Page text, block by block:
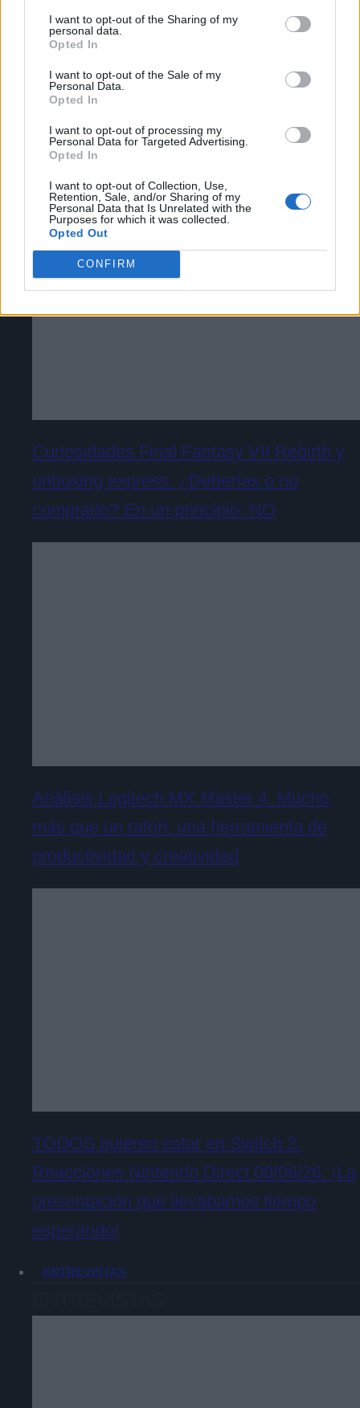
recopilación y uso de datos en nuestra Política de
Privacidad.
terceros por nuestra parte, utilice la siguiente opción de
exclusión y confirme su selección. Tenga en cuenta que
después de que se procese su solicitud de exclusión, es
posible que continúe viendo anuncios basados en intereses
basados en la información personal utilizada por nosotros o
en información personal divulgada a terceros antes de su
Puede optar por no participar en la divulgación adicional de
su información personal por parte de terceros en la Lista de
participantes intermedios de la IAB.
I want to opt-out of the Sharing of my
personal data.
Opted In
I want to opt-out of the Sale of my
Personal Data.
Opted In
I want to opt-out of processing my
Personal Data for Targeted Advertising.
Opted In
I want to opt-out of Collection, Use,
Retention, Sale, and/or Sharing of my
Personal Data that Is Unrelated with the
Purposes for which it was collected.
Opted Out
CONFIRM
Todos los códigos de desbloqueo de skins
de Denshattack! (Ironmouse, CDawg, Eric
Rodriguez, Pazos64, Rangugamer y
muchos más)
VÍDEOS
VÍDEOS
Curiosidades Final Fantasy VII Rebirth y
unboxing express. ¿Deberías o no
comprarlo? En un principio: NO
Análisis Logitech MX Master 4. Mucho
más que un ratón: una herramienta de
productividad y creatividad
TODOS quieren estar en Switch 2.
Reacciones Nintendo Direct 09/06/26. ¡La
presentación que llevábamos tiempo
esperando!
ENTREVISTAS